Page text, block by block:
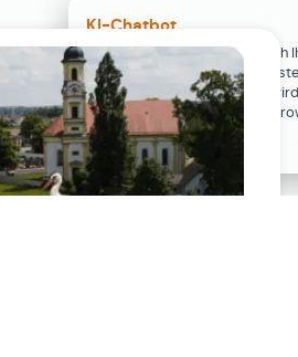
KI-Chatbot
Der KI-Chatbot steht erst nach
Einwilligung in den Cookie-
Verfügung. Der Chat-Verlauf
ausschließlich lokal in Ihrem
gespeichert.